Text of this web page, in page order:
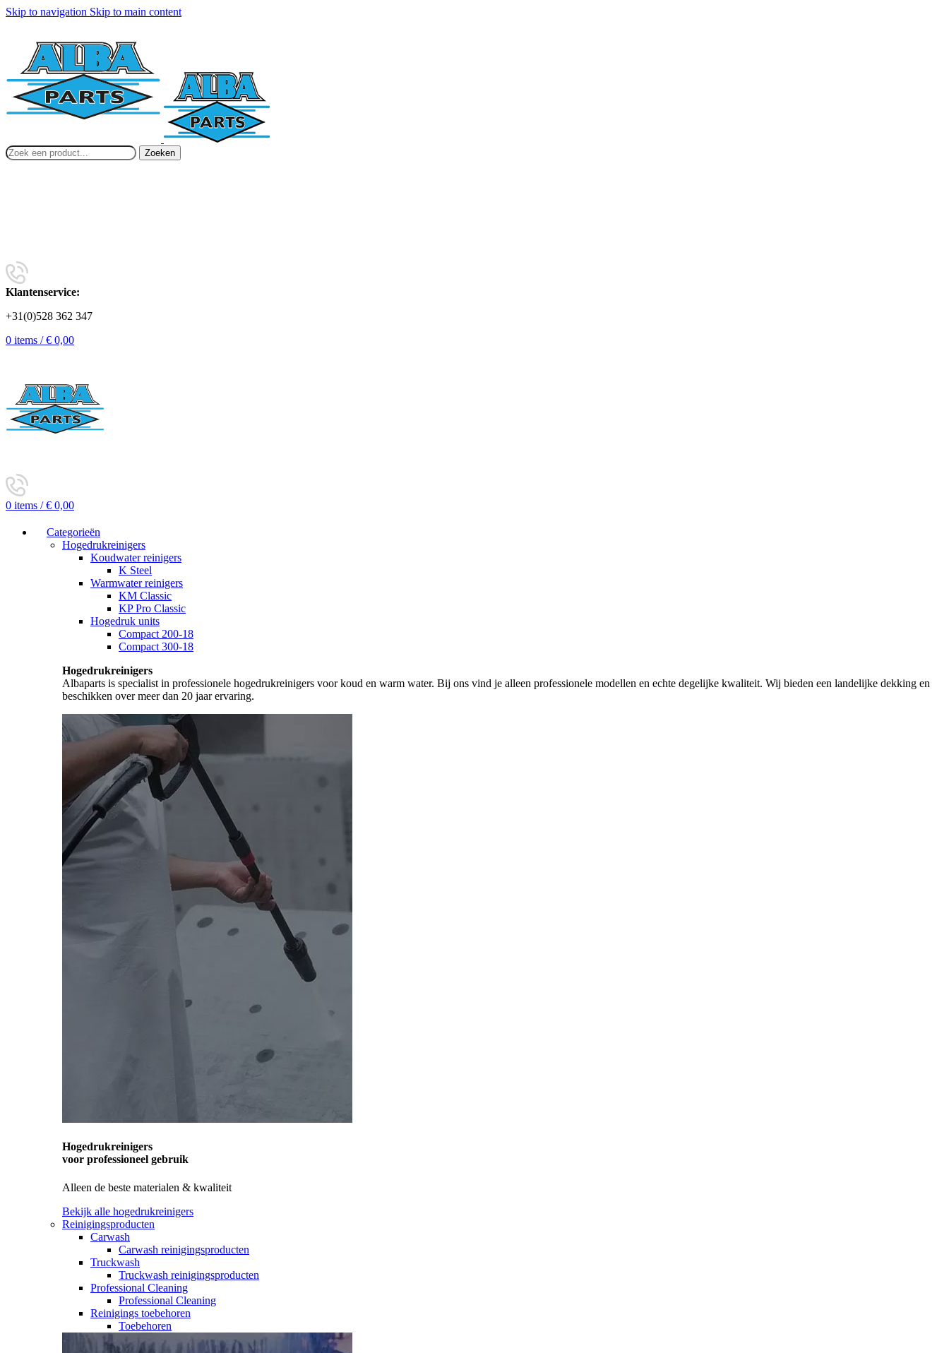
Skip to navigation Skip to main content
Zoeken
Klantenservice:
+31(0)528 362 347
0 items / € 0,00
0 items / € 0,00
Categorieën
Hogedrukreinigers
Koudwater reinigers
K Steel
Warmwater reinigers
KM Classic
KP Pro Classic
Hogedruk units
Compact 200-18
Compact 300-18
Hogedrukreinigers
Albaparts is specialist in professionele hogedrukreinigers voor koud en warm water. Bij ons vind je alleen professionele modellen en echte degelijke kwaliteit. Wij bieden een landelijke dekking en
beschikken over meer dan 20 jaar ervaring.
Hogedrukreinigers
voor professioneel gebruik
Alleen de beste materialen & kwaliteit
Bekijk alle hogedrukreinigers
Reinigingsproducten
Carwash
Carwash reinigingsproducten
Truckwash
Truckwash reinigingsproducten
Professional Cleaning
Professional Cleaning
Reinigings toebehoren
Toebehoren